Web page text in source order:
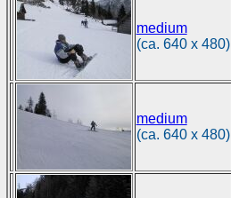
medium
(ca. 640 x 480)
medium
(ca. 640 x 480)